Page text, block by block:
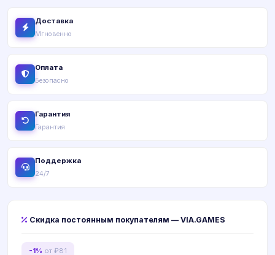
Доставка
Мгновенно
Оплата
Безопасно
Гарантия
Гарантия
Поддержка
24/7
Скидка постоянным покупателям — VIA.GAMES
-1% от ₽81